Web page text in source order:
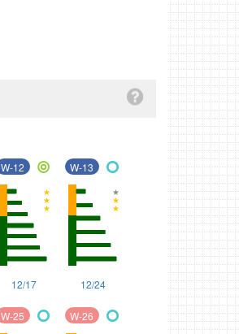
W-12
12/17
W-13
12/24
W-25 W-26